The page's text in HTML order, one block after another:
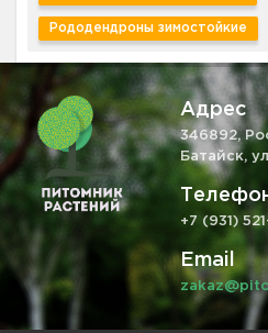
Рододендроны зимостойкие
Адрес
346892,
Батайск,
+7 (931)
Email